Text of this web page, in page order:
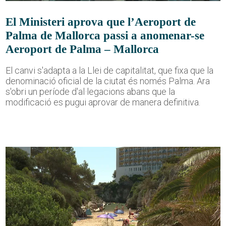
El Ministeri aprova que l’Aeroport de
Palma de Mallorca passi a anomenar-se
Aeroport de Palma – Mallorca
El canvi s'adapta a la Llei de capitalitat, que fixa que la
denominació oficial de la ciutat és només Palma. Ara
s'obri un període d'al·legacions abans que la
modificació es pugui aprovar de manera definitiva.